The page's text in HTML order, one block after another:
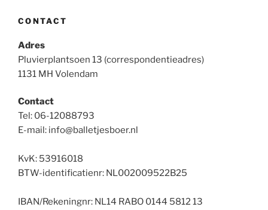
CONTACT
Adres
Pluvierplantsoen 13 (correspondentieadres)
1131 MH Volendam
Contact
Tel: 06-12088793
E-mail: info@balletjesboer.nl
KvK: 53916018
BTW-identificatienr: NL002009522B25
IBAN/Rekeningnr: NL14 RABO 0144 5812 13